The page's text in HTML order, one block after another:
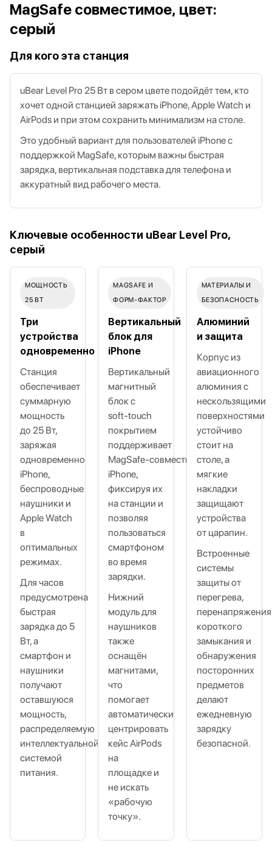
MagSafe совместимое, цвет:
серый
Для кого эта станция
uBear Level Pro 25 Вт в сером цвете подойдёт тем, кто
хочет одной станцией заряжать iPhone, Apple Watch и
AirPods и при этом сохранить минимализм на столе.
Это удобный вариант для пользователей iPhone с
поддержкой MagSafe, которым важны быстрая
зарядка, вертикальная подставка для телефона и
аккуратный вид рабочего места.
Ключевые особенности uBear Level Pro,
серый
МОЩНОСТЬ
25 ВТ
Три
устройства
одновременно
Станция
обеспечивает
суммарную
мощность
до 25 Вт,
заряжая
одновременно
iPhone,
беспроводные
наушники и
Apple Watch
в
оптимальных
режимах.
Для часов
предусмотрена
быстрая
зарядка до 5
Вт, а
смартфон и
наушники
получают
оставшуюся
мощность,
распределяемую
интеллектуальной
системой
питания.
MAGSAFE И
ФОРМ‑ФАКТОР
Вертикальный
блок для
iPhone
Вертикальный
магнитный
блок с
soft‑touch
покрытием
поддерживает
MagSafe‑совместимые
iPhone,
фиксируя их
на станции и
позволяя
пользоваться
смартфоном
во время
зарядки.
Нижний
модуль для
наушников
также
оснащён
магнитами,
что
помогает
автоматически
центрировать
кейс AirPods
на
площадке и
не искать
«рабочую
точку».
МАТЕРИАЛЫ И
БЕЗОПАСНОСТЬ
Алюминий
и защита
Корпус из
авиационного
алюминия с
нескользящими
поверхностями
устойчиво
стоит на
столе, а
мягкие
накладки
защищают
устройства
от царапин.
Встроенные
системы
защиты от
перегрева,
короткого
замыкания и
обнаружения
посторонних
предметов
делают
ежедневную
зарядку
безопасной.